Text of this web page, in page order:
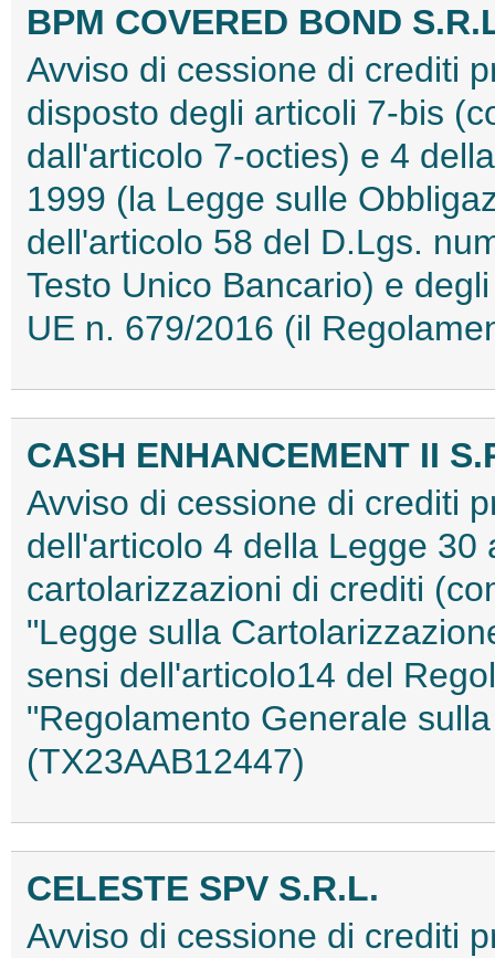
BPM COVERED BOND
Avviso di cessione di crediti
disposto degli articoli 7-bis
dall'articolo 7-octies) e 4
1999 (la Legge sulle
dell'articolo 58 del D.Lgs.
Testo Unico Bancario) e
UE n. 679/2016 (il
CASH ENHANCEMENT II
Avviso di cessione di crediti
dell'articolo 4 della Legge
cartolarizzazioni di crediti
"Legge sulla
sensi dell'articolo14 del
"Regolamento Generale
(TX23AAB12447)
CELESTE SPV S.R.L.
Avviso di cessione di crediti